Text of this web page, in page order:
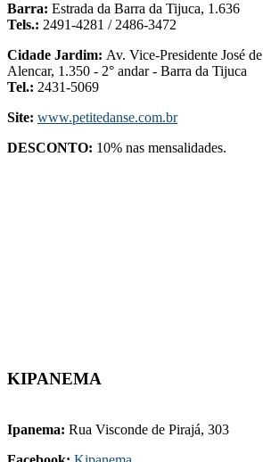
Barra: Estrada da Barra da Tijuca, 1.636
Tels.: 2491-4281 / 2486-3472
Cidade Jardim: Av. Vice-Presidente José de
Alencar, 1.350 - 2° andar - Barra da Tijuca
Tel.: 2431-5069
Site: www.petitedanse.com.br
DESCONTO: 10% nas mensalidades.
KIPANEMA
Ipanema: Rua Visconde de Pirajá, 303